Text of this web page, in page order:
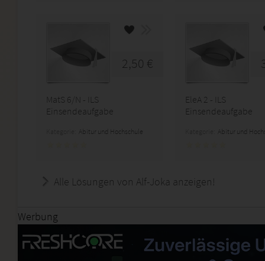
2,50 €
MatS 6/N - ILS
Einsendeaufgabe
Abitur und Hochschule
EleA 2 - ILS
Einsendeaufgabe
Abitur und
Alle Lösungen von Alf-Joka anzeigen!
Werbung